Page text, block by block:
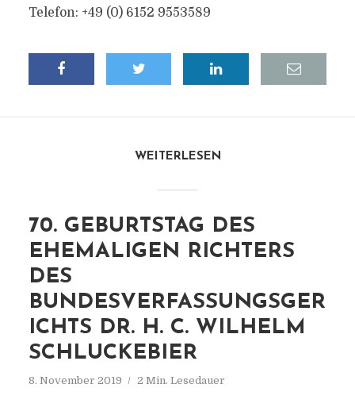
Telefon: +49 (0) 6152 9553589
WEITERLESEN
70. GEBURTSTAG DES
EHEMALIGEN RICHTERS
DES
BUNDESVERFASSUNGSGER
ICHTS DR. H. C. WILHELM
SCHLUCKEBIER
8. November 2019 2 Min. Lesedauer